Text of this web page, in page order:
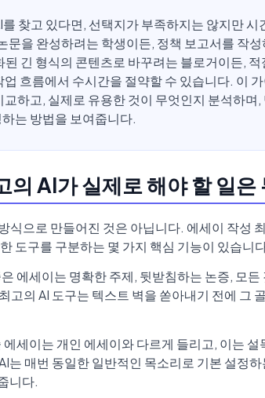
찾고 있다면, 선택지가 부족하지는 않지만 시
문을 완성하려는 학생이든, 정책 보고서를 작
긴 형식의 콘텐츠로 바꾸려는 블로거이든, 적
업 흐름에서 수시간을 절약할 수 있습니다. 이
하고, 실제로 유용한 것이 무엇인지 분석하며,
는 방법을 보여줍니다.
의 AI가 실제로 해야 할 일은
식으로 만들어진 것은 아닙니다. 에세이 작성
도구를 구분하는 몇 가지 핵심 기능이 있습니
에세이는 명확한 주제, 뒷받침하는 논증, 모든
고의 AI 도구는 텍스트 벽을 쏟아내기 전에 그
세이는 개인 에세이와 다르게 들리고, 이는 설
는 매번 동일한 일반적인 목소리로 기본 설정하
니다.